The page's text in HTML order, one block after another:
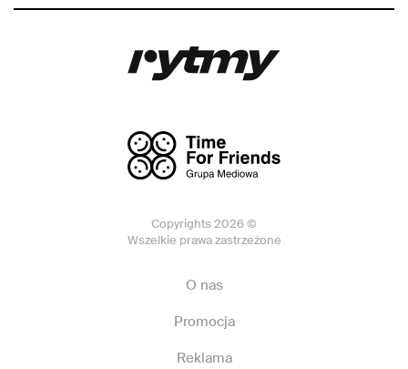
Copyrights 2026 ©
Wszelkie prawa zastrzeżone
O nas
Promocja
Reklama